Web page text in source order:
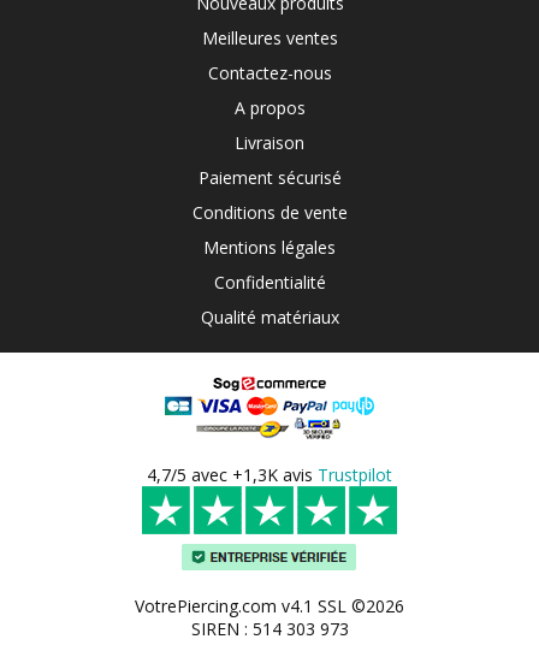
Meilleures ventes
Contactez-nous
A propos
Livraison
Paiement sécurisé
Conditions de vente
Mentions légales
Confidentialité
Qualité matériaux
4,7/5 avec +1,3K avis Trustpilot
VotrePiercing.com v4.1 SSL ©2026
SIREN : 514 303 973